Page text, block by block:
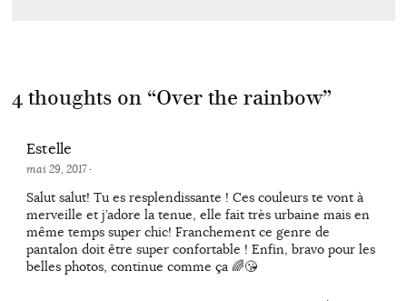
4 thoughts on “Over the rainbow”
Estelle
mai 29, 2017·
Salut salut! Tu es resplendissante ! Ces couleurs te vont à
merveille et j’adore la tenue, elle fait très urbaine mais en
même temps super chic! Franchement ce genre de
pantalon doit être super confortable ! Enfin, bravo pour les
belles photos, continue comme ça 🌈😘